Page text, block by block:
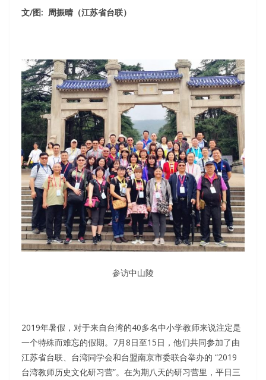
文/图: 周振晴（江苏省台联）
参访中山陵
2019年暑假，对于来自台湾的40多名中小学教师来说注定是
一个特殊而难忘的假期。7月8日至15日，他们共同参加了由
江苏省台联、台湾同学会和台盟南京市委联合举办的 “2019
台湾教师历史文化研习营”。在为期八天的研习营里，平日三